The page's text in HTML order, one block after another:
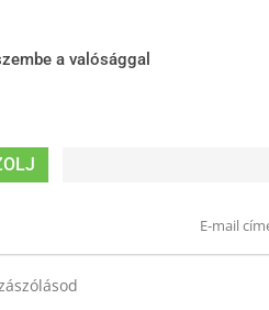
a valósággal
E-mail